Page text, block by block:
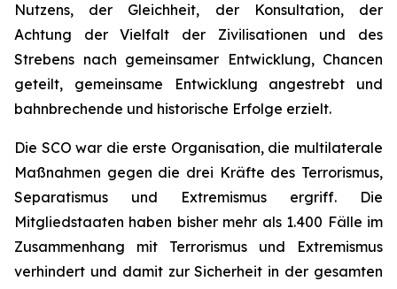
Nutzens, der Gleichheit, der Konsultation, der
Achtung der Vielfalt der Zivilisationen und des
Strebens nach gemeinsamer Entwicklung, Chancen
geteilt, gemeinsame Entwicklung angestrebt und
bahnbrechende und historische Erfolge erzielt.
Die SCO war die erste Organisation, die multilaterale
Maßnahmen gegen die drei Kräfte des Terrorismus,
Separatismus und Extremismus ergriff. Die
Mitgliedstaaten haben bisher mehr als 1.400 Fälle im
Zusammenhang mit Terrorismus und Extremismus
verhindert und damit zur Sicherheit in der gesamten